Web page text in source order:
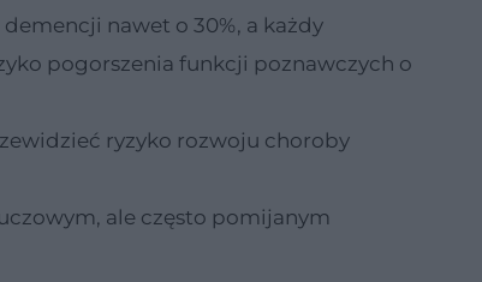
nawet o 30%, a każdy
pogorszenia funkcji poznawczych o
ryzyko rozwoju choroby
ale często pomijanym